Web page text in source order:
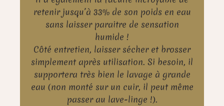
retenir jusqu’à 33% de son poids en eau
sans laisser paraitre de sensation
humide !
Côté entretien, laisser sécher et brosser
simplement après utilisation. Si besoin, il
supportera très bien le lavage à grande
eau (non monté sur un cuir, il peut même
passer au lave-linge !).